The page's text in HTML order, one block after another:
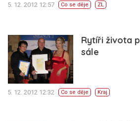
5. 12. 2012 12:57 Co se děje ZL
Rytíři života
sále
5. 12. 2012 12:32 Co se děje Kraj